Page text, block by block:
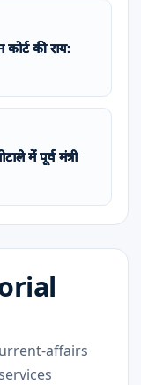
कोर्ट की राय:
में पूर्व मंत्री
affairs